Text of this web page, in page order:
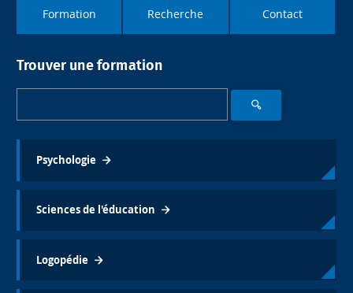
Formation Recherche Contact
Trouver une formation
Psychologie
Sciences de l'éducation
Logopédie